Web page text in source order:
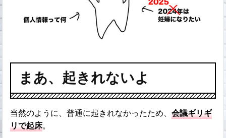
まあ、起きれないよ
当然のように、普通に起きれなかったため、会議ギリギ
リで起床。